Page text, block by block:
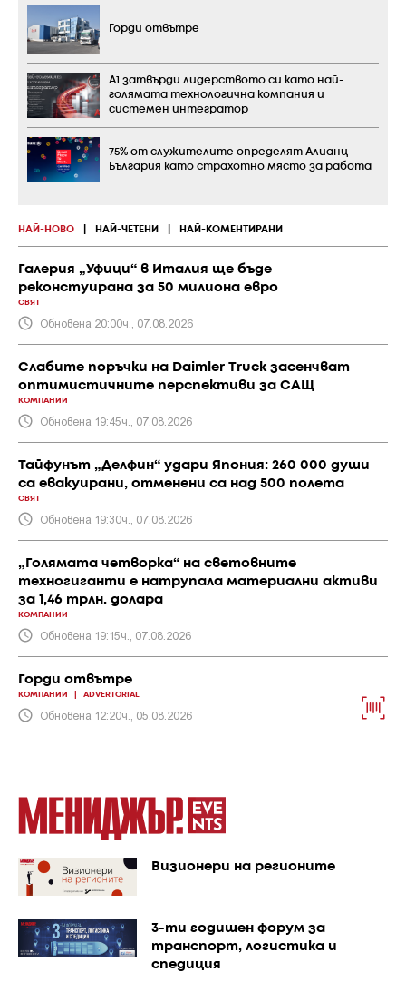
НАЙ-НОВО НАЙ-ЧЕТЕНИ НАЙ-КОМЕНТИРАНИ
Галерия „Уфици“ в Италия ще бъде
реконстуирана за 50 милиона евро
СВЯТ
Обновена 20:00ч., 07.08.2026
Слабите поръчки на Daimler Truck засенчват
оптимистичните перспективи за САЩ
КОМПАНИИ
Обновена 19:45ч., 07.08.2026
Тайфунът „Делфин“ удари Япония: 260 000 души
са евакуирани, отменени са над 500 полета
СВЯТ
Обновена 19:30ч., 07.08.2026
„Голямата четворка“ на световните
техногиганти е натрупала материални активи
за 1,46 трлн. долара
КОМПАНИИ
Обновена 19:15ч., 07.08.2026
Горди отвътре
КОМПАНИИ ADVERTORIAL
Обновена 12:20ч., 05.08.2026
Горди отвътре
А1 затвърди лидерството си като най-
голямата технологична компания и
системен интегратор
75% от служителите определят Алианц
България като страхотно място за работа
Визионери на регионите
3-ти годишен форум за
транспорт, логистика и
спедиция